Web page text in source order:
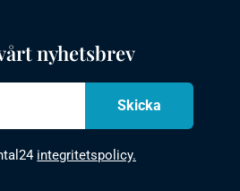
nyhetsbrev
integritetspolicy.